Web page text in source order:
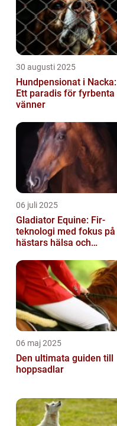
30 augusti 2025
Hundpensionat i Nacka:
Ett paradis för fyrbenta
vänner
06 juli 2025
Gladiator Equine: Fir-
teknologi med fokus på
hästars hälsa och
06 maj 2025
Den ultimata guiden till
hoppsadlar